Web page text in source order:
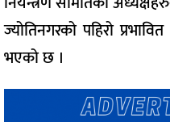
ज्योतिनगरको पहिरो
भएको छ ।